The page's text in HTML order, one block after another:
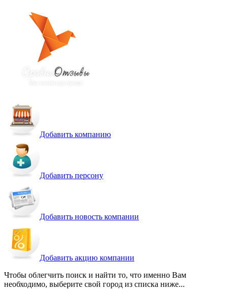
Добавить компанию
Добавить персону
Добавить новость компании
Добавить акцию компании
Чтобы облегчить поиск и найти то, что именно Вам
необходимо, выберите свой город из списка ниже...